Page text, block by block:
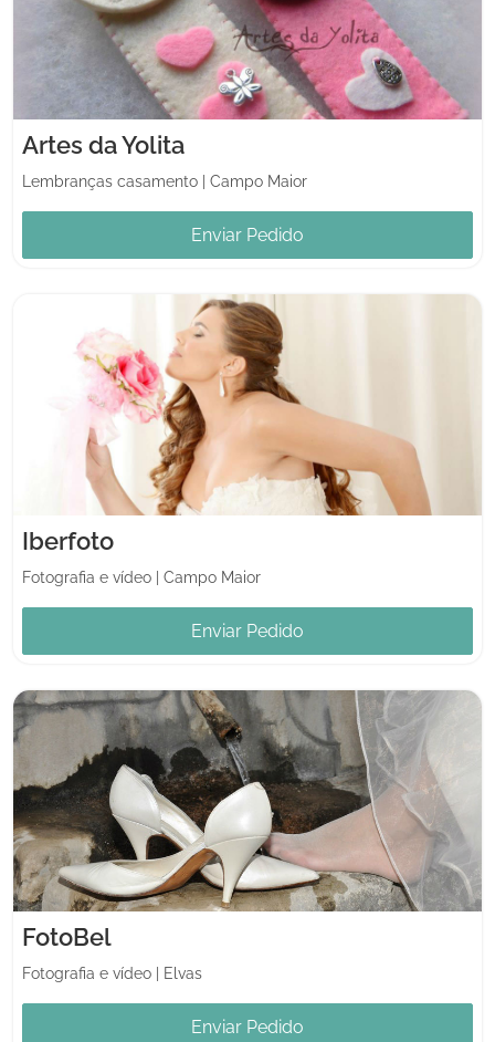
Artes da Yolita
Lembranças casamento Campo Maior
Enviar Pedido
Iberfoto
Fotografia e vídeo Campo Maior
Enviar Pedido
FotoBel
Fotografia e vídeo Elvas
Enviar Pedido